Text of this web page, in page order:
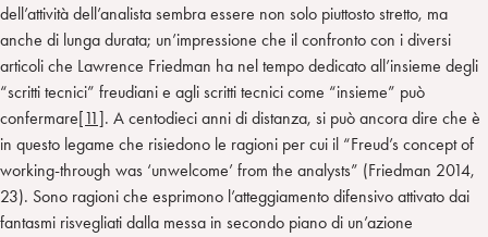
dell’attività dell’analista sembra essere non solo piuttosto stretto, ma
anche di lunga durata; un’impressione che il confronto con i diversi
articoli che Lawrence Friedman ha nel tempo dedicato all’insieme degli
“scritti tecnici” freudiani e agli scritti tecnici come “insieme” può
confermare[11]. A centodieci anni di distanza, si può ancora dire che è
in questo legame che risiedono le ragioni per cui il “Freud’s concept of
working-through was ‘unwelcome’ from the analysts” (Friedman 2014,
23). Sono ragioni che esprimono l’atteggiamento difensivo attivato dai
fantasmi risvegliati dalla messa in secondo piano di un’azione